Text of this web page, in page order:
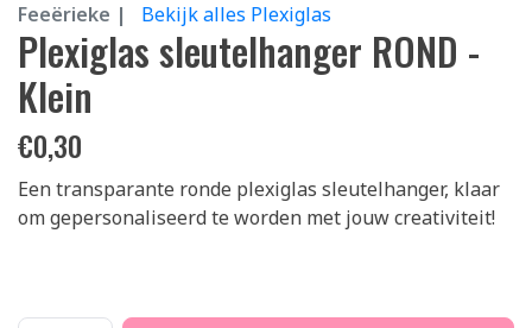
Feeërieke | Bekijk alles Plexiglas
Plexiglas sleutelhanger ROND -
Klein
€0,30
Een transparante ronde plexiglas sleutelhanger, klaar
om gepersonaliseerd te worden met jouw creativiteit!